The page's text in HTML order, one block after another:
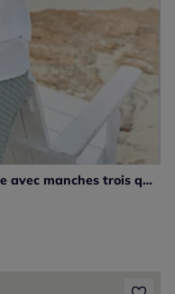
Chemisiers à empiècements résille avec manches trois quarts